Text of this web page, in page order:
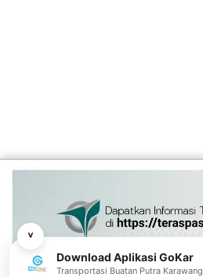
˅
Download Aplikasi GoKar
Transportasi Buatan Putra Karawang